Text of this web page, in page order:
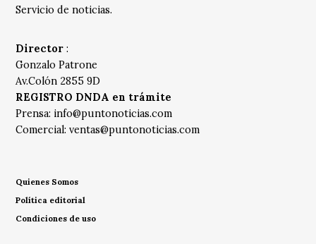
Servicio de noticias.
Director :
Gonzalo Patrone
Av.Colón 2855 9D
REGISTRO DNDA en trámite
Prensa: info@puntonoticias.com
Comercial:ventas@puntonoticias.com
Quienes Somos
Política editorial
Condiciones de uso